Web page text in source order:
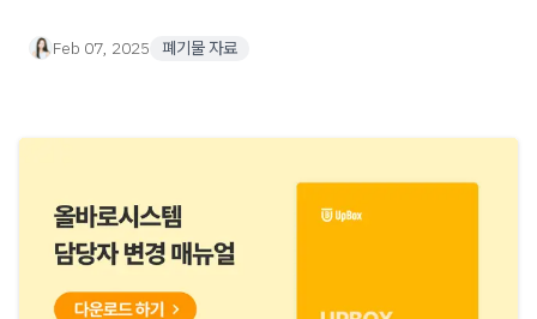
Feb 07, 2025 폐기물 자료